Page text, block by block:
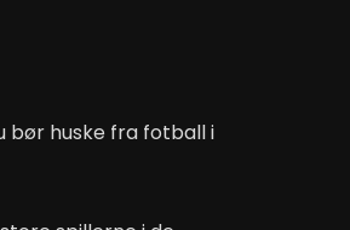
bør huske fra fotball i